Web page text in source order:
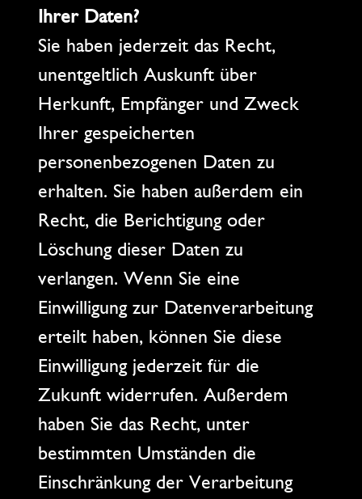
Ihrer Daten?
Sie haben jederzeit das Recht,
unentgeltlich Auskunft über
Herkunft, Empfänger und Zweck
Ihrer gespeicherten
personenbezogenen Daten zu
erhalten. Sie haben außerdem ein
Recht, die Berichtigung oder
Löschung dieser Daten zu
verlangen. Wenn Sie eine
Einwilligung zur Datenverarbeitung
erteilt haben, können Sie diese
Einwilligung jederzeit für die
Zukunft widerrufen. Außerdem
haben Sie das Recht, unter
bestimmten Umständen die
Einschränkung der Verarbeitung